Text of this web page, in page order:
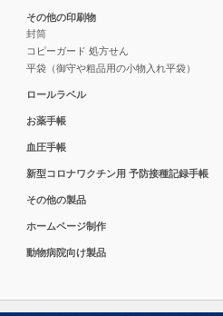
その他の印刷物
封筒
コピーガード 処方せん
平袋（御守や粗品用の小物入れ平袋）
ロールラベル
お薬手帳
血圧手帳
新型コロナワクチン用 予防接種記録手帳
その他の製品
ホームページ制作
動物病院向け製品